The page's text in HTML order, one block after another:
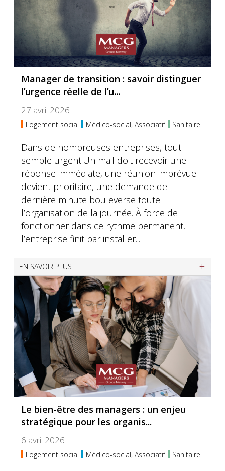
Manager de transition : savoir distinguer
l’urgence réelle de l’u...
27 avril 2026
Logement social Médico-social, Associatif Sanitaire
Dans de nombreuses entreprises, tout
semble urgent.Un mail doit recevoir une
réponse immédiate, une réunion imprévue
devient prioritaire, une demande de
dernière minute bouleverse toute
l’organisation de la journée. À force de
fonctionner dans ce rythme permanent,
l’entreprise finit par installer...
EN SAVOIR PLUS
Le bien-être des managers : un enjeu
stratégique pour les organis...
6 avril 2026
Logement social Médico-social, Associatif Sanitaire